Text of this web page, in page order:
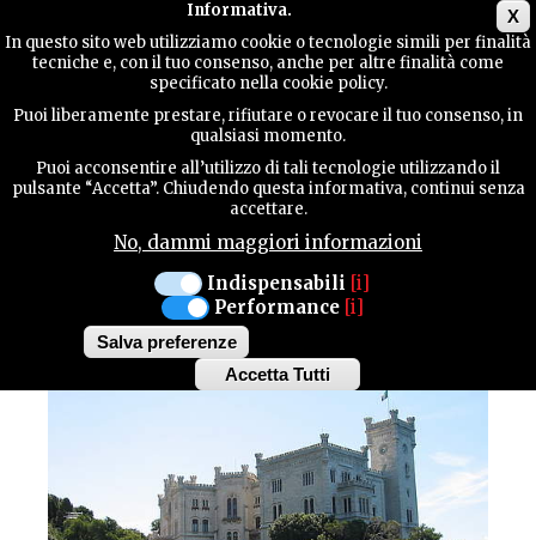
X
Informativa.
In questo sito web utilizziamo cookie o tecnologie simili per finalità
tecniche e, con il tuo consenso, anche per altre finalità come
specificato nella cookie policy.
Puoi liberamente prestare, rifiutare o revocare il tuo consenso, in
qualsiasi momento.
Puoi acconsentire all’utilizzo di tali tecnologie utilizzando il
pulsante “Accetta”. Chiudendo questa informativa, continui senza
accettare.
No, dammi maggiori informazioni
Indispensabili [i]
Performance [i]
Salva preferenze
Accetta Tutti
Withdraw
TERRITORY
CONTACTS
MANIFESTAZIONI
TERRITORIO PROVINCIALE
18 APRILE 2020
CASTELLI APERTI